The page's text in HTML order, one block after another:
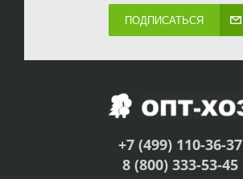
ПОДПИСАТЬСЯ
+7 (499) 110-36-37
8 (800) 333-53-45